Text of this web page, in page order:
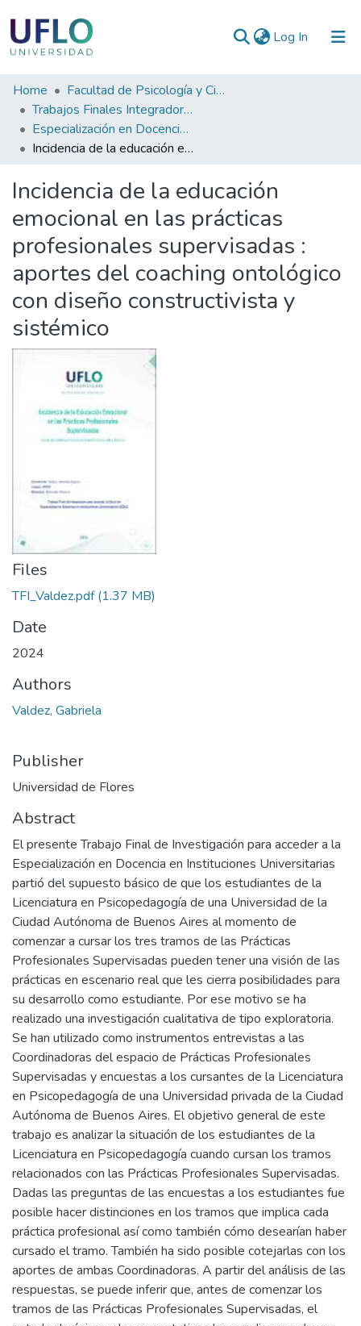
Log In (current)
Communities
&
Collections
Statistics
Home
Facultad de Psicología y Ciencias Sociales
Trabajos Finales Integradores (TFI) de Especialización
Especialización en Docencia en Instituciones Universitarias
Incidencia de la educación emocional en las prácticas profesionales supervisadas : aportes del coaching ontológico con diseño constructivista y sistémico
Incidencia de la educación
emocional en las prácticas
profesionales supervisadas :
aportes del coaching ontológico
con diseño constructivista y
sistémico
Files
TFI_Valdez.pdf(1.37 MB)
Date
2024
Authors
Valdez, Gabriela
Publisher
Universidad de Flores
Abstract
El presente Trabajo Final de Investigación para acceder a la
Especialización en Docencia en Instituciones Universitarias
partió del supuesto básico de que los estudiantes de la
Licenciatura en Psicopedagogía de una Universidad de la
Ciudad Autónoma de Buenos Aires al momento de
comenzar a cursar los tres tramos de las Prácticas
Profesionales Supervisadas pueden tener una visión de las
prácticas en escenario real que les cierra posibilidades para
su desarrollo como estudiante. Por ese motivo se ha
realizado una investigación cualitativa de tipo exploratoria.
Se han utilizado como instrumentos entrevistas a las
Coordinadoras del espacio de Prácticas Profesionales
Supervisadas y encuestas a los cursantes de la Licenciatura
en Psicopedagogía de una Universidad privada de la Ciudad
Autónoma de Buenos Aires. El objetivo general de este
trabajo es analizar la situación de los estudiantes de la
Licenciatura en Psicopedagogía cuando cursan los tramos
relacionados con las Prácticas Profesionales Supervisadas.
Dadas las preguntas de las encuestas a los estudiantes fue
posible hacer distinciones en los tramos que implica cada
práctica profesional así como también cómo desearían haber
cursado el tramo. También ha sido posible cotejarlas con los
aportes de ambas Coordinadoras. A partir del análisis de las
respuestas, se puede inferir que, antes de comenzar los
tramos de las Prácticas Profesionales Supervisadas, el